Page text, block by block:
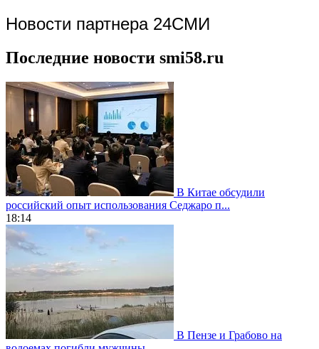
Новости партнера 24СМИ
Последние новости smi58.ru
В Китае обсудили
российский опыт использования Седжаро п...
18:14
В Пензе и Грабово на